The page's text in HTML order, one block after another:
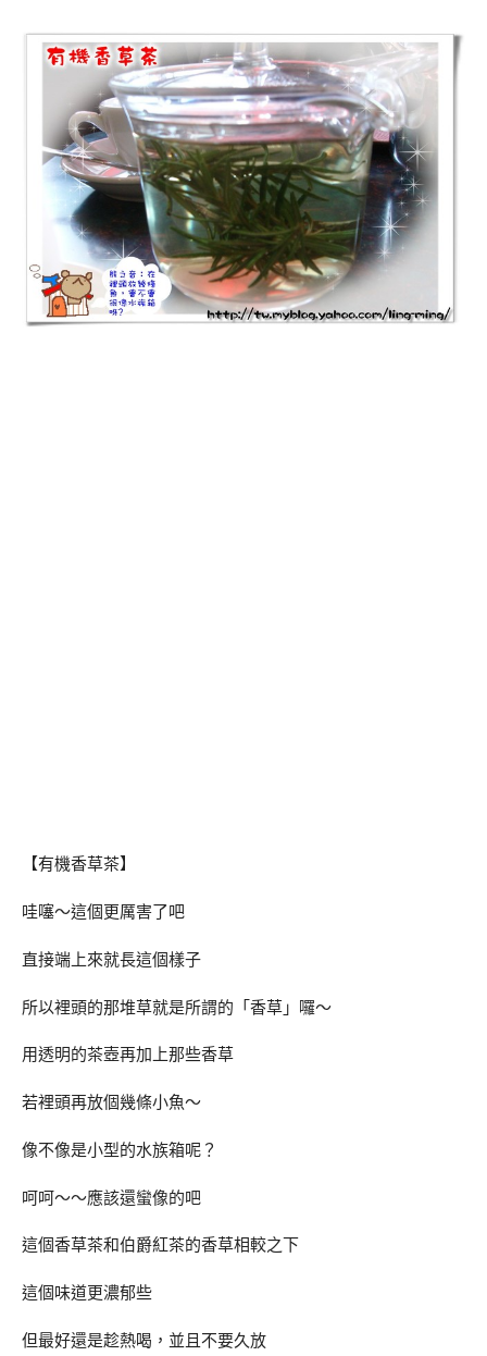
【有機香草茶】
哇噻～這個更厲害了吧
直接端上來就長這個樣子
所以裡頭的那堆草就是所謂的「香草」囉～
用透明的茶壺再加上那些香草
若裡頭再放個幾條小魚～
像不像是小型的水族箱呢？
呵呵～～應該還蠻像的吧
這個香草茶和伯爵紅茶的香草相較之下
這個味道更濃郁些
但最好還是趁熱喝，並且不要久放